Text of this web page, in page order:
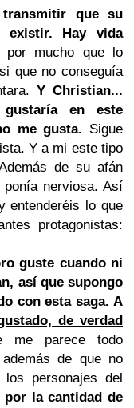
que su
existir. Hay vida
por mucho que lo
que no conseguía
Y Christian...
en este
me gusta. Sigue
Y a mi este tipo
de su afán
nerviosa. Así
entenderéis lo que
protagonistas:
guste cuando ni
así que supongo
con esta saga. A
de verdad
me parece todo
de que no
personajes del
la cantidad de